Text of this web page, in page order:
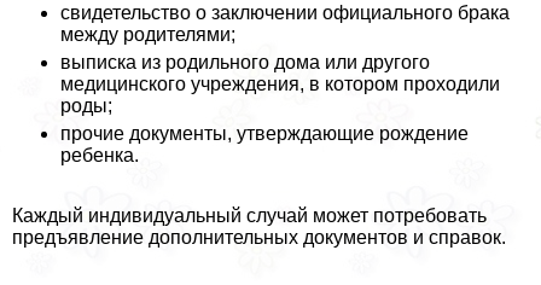
свидетельство о заключении официального бpaка
между родителями;
выписка из родильного дома или другого
медицинского учреждения, в котором проходили
роды;
прочие документы, утверждающие рождение
ребенка.
Каждый индивидуальный случай может потребовать
предъявление дополнительных документов и справок.